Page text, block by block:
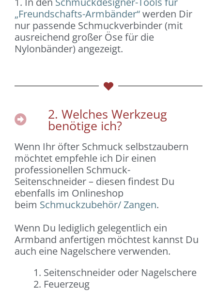
„Freundschafts-Armbänder“werden Dir
nur passende Schmuckverbinder (mit
ausreichend großer Öse für die
Nylonbänder) angezeigt.
2. Welches Werkzeug
benötige ich?
Wenn Ihr öfter Schmuck selbstzaubern
möchtet empfehle ich Dir einen
professionellen Schmuck-
Seitenschneider– diesen findest Du
ebenfalls im Onlineshop
beim Schmuckzubehör/ Zangen.
Wenn Du lediglich gelegentlich ein
Armband anfertigen möchtest kannst Du
auch eine Nagelschere verwenden.
Seitenschneider oder Nagelschere
Feuerzeug